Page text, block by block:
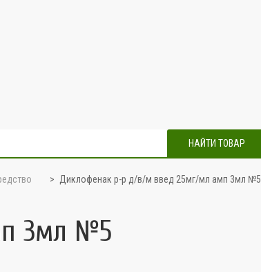
НАЙТИ ТОВАР
Диклофенак р-р д/в/м введ 25мг/мл амп 3мл №5
3мл №5